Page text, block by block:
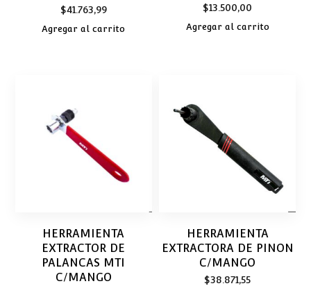
$41.763,99
Agregar al carrito
$13.500,00
Agregar al carrito
HERRAMIENTA
EXTRACTOR DE
PALANCAS MTI
C/MANGO
HERRAMIENTA
EXTRACTORA DE PINON
C/MANGO
$38.871,55